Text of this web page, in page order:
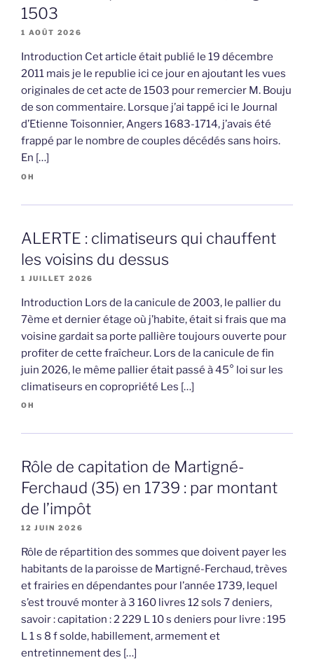
1503
1 AOÛT 2026
Introduction Cet article était publié le 19 décembre
2011 mais je le republie ici ce jour en ajoutant les vues
originales de cet acte de 1503 pour remercier M. Bouju
de son commentaire. Lorsque j’ai tappé ici le Journal
d’Etienne Toisonnier, Angers 1683-1714, j’avais été
frappé par le nombre de couples décédés sans hoirs.
En […]
OH
ALERTE : climatiseurs qui chauffent
les voisins du dessus
1 JUILLET 2026
Introduction Lors de la canicule de 2003, le pallier du
7ème et dernier étage où j’habite, était si frais que ma
voisine gardait sa porte pallière toujours ouverte pour
profiter de cette fraîcheur. Lors de la canicule de fin
juin 2026, le même pallier était passé à 45° loi sur les
climatiseurs en copropriété Les […]
OH
Rôle de capitation de Martigné-
Ferchaud (35) en 1739 : par montant
de l’impôt
12 JUIN 2026
Rôle de répartition des sommes que doivent payer les
habitants de la paroisse de Martigné-Ferchaud, trèves
et frairies en dépendantes pour l’année 1739, lequel
s’est trouvé monter à 3 160 livres 12 sols 7 deniers,
savoir : capitation : 2 229 L 10 s deniers pour livre : 195
L 1 s 8 f solde, habillement, armement et
entretinnement des […]